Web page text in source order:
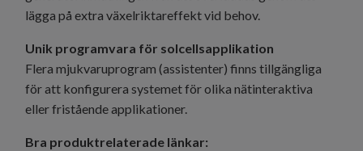
lägga på extra växelriktareffekt vid behov.
Unik programvara för solcellsapplikation
Flera mjukvaruprogram (assistenter) finns tillgängliga
för att konfigurera systemet för olika nätinteraktiva
eller fristående applikationer.
Bra produktrelaterade länkar: